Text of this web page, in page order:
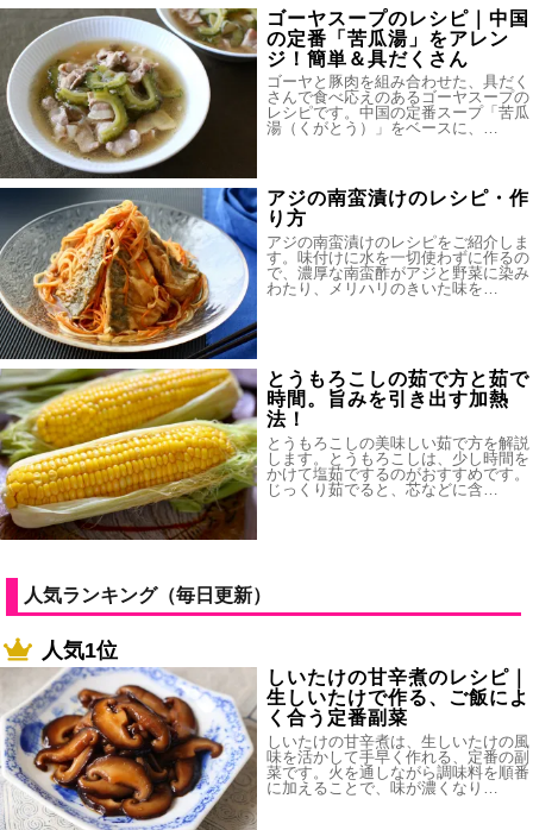
ゴーヤスープのレシピ｜中国
の定番「苦瓜湯」をアレン
ジ！簡単＆具だくさん
ゴーヤと豚肉を組み合わせた、具だく
さんで食べ応えのあるゴーヤスープの
レシピです。中国の定番スープ「苦瓜
湯（くがとう）」をベースに、…
アジの南蛮漬けのレシピ・作
り方
アジの南蛮漬けのレシピをご紹介しま
す。味付けに水を一切使わずに作るの
で、濃厚な南蛮酢がアジと野菜に染み
わたり、メリハリのきいた味を…
とうもろこしの茹で方と茹で
時間。旨みを引き出す加熱
法！
とうもろこしの美味しい茹で方を解説
します。とうもろこしは、少し時間を
かけて塩茹でするのがおすすめです。
じっくり茹でると、芯などに含…
人気ランキング（毎日更新）
人気1位
しいたけの甘辛煮のレシピ｜
生しいたけで作る、ご飯によ
く合う定番副菜
しいたけの甘辛煮は、生しいたけの風
味を活かして手早く作れる、定番の副
菜です。火を通しながら調味料を順番
に加えることで、味が濃くなり…